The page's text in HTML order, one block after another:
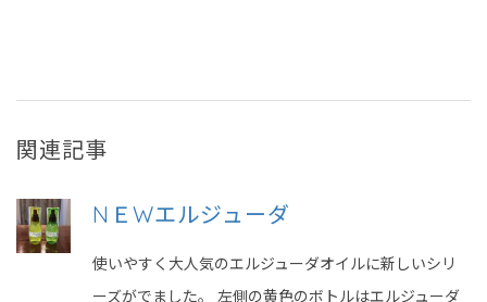
関連記事
NＥWエルジューダ
使いやすく大人気のエルジューダオイルに新しいシリ
ーズがでました。 左側の黄色のボトルはエルジューダ